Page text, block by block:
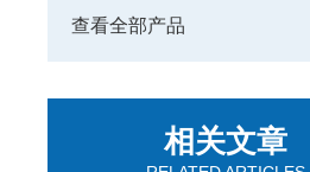
查看全部产品
相关文章